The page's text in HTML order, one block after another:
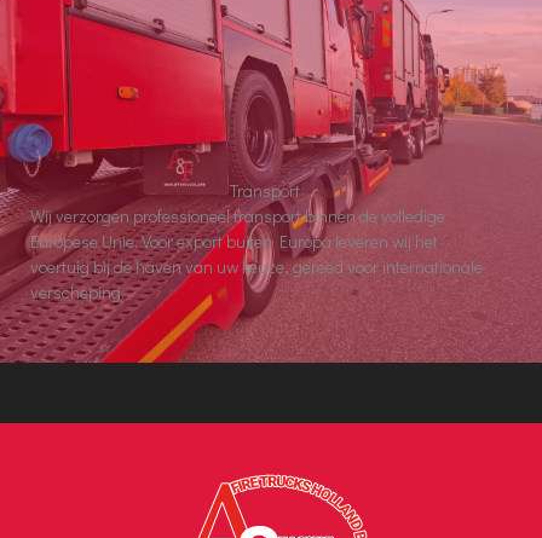
Transport
Wij verzorgen professioneel transport binnen de volledige
Europese Unie. Voor export buiten Europa leveren wij het
voertuig bij de haven van uw keuze, gereed voor internationale
verscheping.